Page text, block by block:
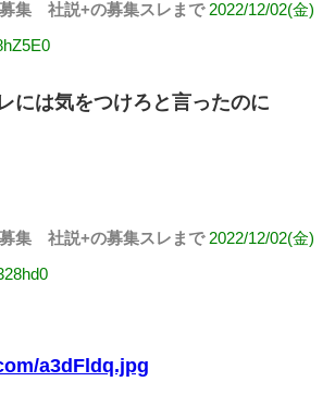
集 社説+の募集スレまで 2022/12/02(金)
には気をつけろと言ったのに
集 社説+の募集スレまで 2022/12/02(金)
a3dFldq.jpg